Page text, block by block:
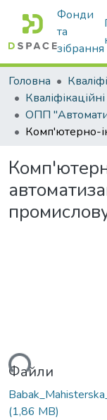
Фонди
та
зібрання
Головна
Файли
(1,86 MB)